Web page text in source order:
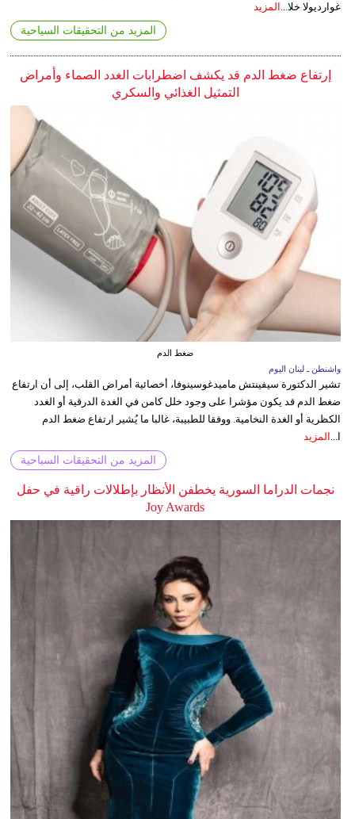
غوارديولا خلا... المزيد
المزيد من التحقيقات السياحية
إرتفاع ضغط الدم قد يكشف اضطرابات الغدد الصماء وأمراض
التمثيل الغذائي والسكري
ضغط الدم
واشنطن ـ لبنان اليوم
تشير الدكتورة سيفينتش ماميدغوسينوفا، أخصائية أمراض القلب، إلى أن ارتفاع
ضغط الدم قد يكون مؤشرا على وجود خلل كامن في الغدة الدرقية أو الغدد
الكظرية أو الغدة النخامية. ووفقا للطبيبة، غالبا ما يُشير ارتفاع ضغط الدم
ا... المزيد
المزيد من التحقيقات السياحية
نجمات الدراما السورية يخطفن الأنظار بإطلالات راقية في حفل
Joy Awards